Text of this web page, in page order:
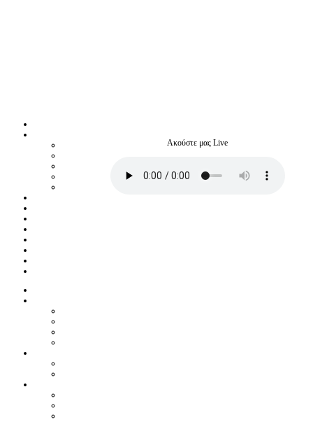
Ακούστε μας Live